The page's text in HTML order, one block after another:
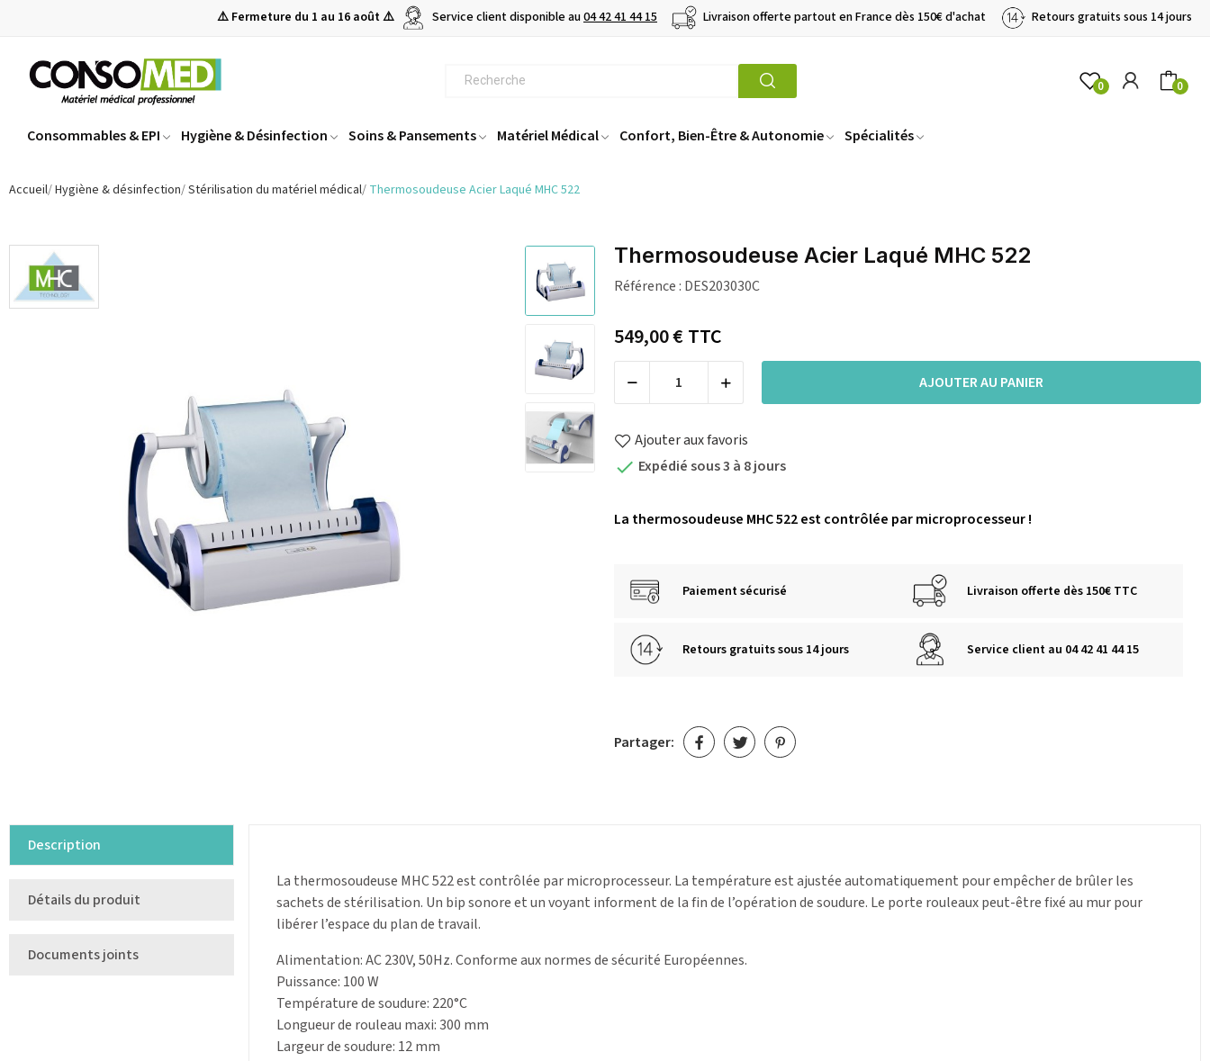
⚠️ Fermeture du 1 au 16 août ⚠️ Service client disponible au04 42 41 44 15 Livraison offerte partout en France dès 150€ d'achat Retours gratuits sous 14 jours
0 0
Consommables & EPI Hygiène & Désinfection Soins & Pansements Matériel Médical Confort, Bien-Être & Autonomie Spécialités
Accueil Hygiène & désinfection Stérilisation du matériel médical Thermosoudeuse Acier Laqué MHC 522
Thermosoudeuse Acier Laqué MHC 522
Référence : DES203030C
549,00 €TTC
AJOUTER AU PANIER
Ajouter aux favoris
 Expédié sous 3 à 8 jours
La thermosoudeuse MHC 522 est contrôlée par microprocesseur !
Paiement sécurisé Livraison offerte dès 150€ TTC
Retours gratuits sous 14 jours Service client au 04 42 41 44 15
Partager:
Description
Détails du produit
Documents joints
La thermosoudeuse MHC 522 est contrôlée par microprocesseur. La température est ajustée automatiquement pour empêcher de brûler les
sachets de stérilisation. Un bip sonore et un voyant informent de la fin de l’opération de soudure. Le porte rouleaux peut-être fixé au mur pour
libérer l’espace du plan de travail.
Alimentation: AC 230V, 50Hz. Conforme aux normes de sécurité Européennes.
Puissance: 100 W
Température de soudure: 220°C
Longueur de rouleau maxi: 300 mm
Largeur de soudure: 12 mm